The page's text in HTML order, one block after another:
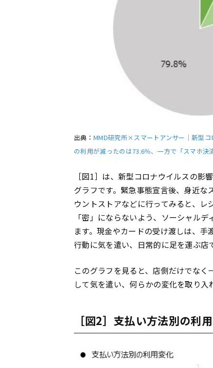
出典： MMD研究所×スマートアンサー｜新型コ
の利用が減ったのは73.6％、一方で「スマホ決
［図1］は、新型コロナウイルスの
グラフです。緊急事態宣言後、身近な
ウントストアなどに行ってみると、
「密」にならないよう、ソーシャル
ます。現金やカードの受け渡しは、
行動に気を遣い、日常的に足を運ぶ店
このグラフを見ると、店側だけでな
して気を遣い、何らかの変化を取り入
［図2］支払い方法別の利